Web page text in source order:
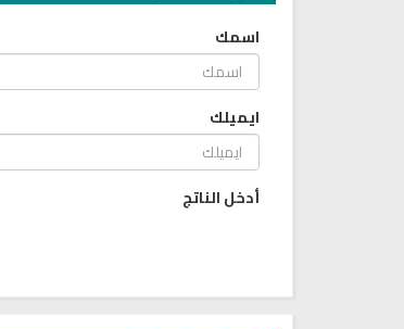
اسمك
ايميلك
أدخل الناتج